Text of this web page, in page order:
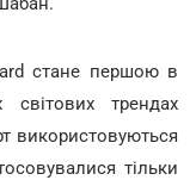
стане першою в
світових трендах
використовуються
тільки